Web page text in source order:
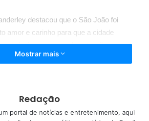
destacou que o São João foi
amor e carinho para que a cidade
junino com grandes atrações
e até internacionais.
de led na torre principal e com roda
positiva, Nabor analisou o
Mostrar mais
Redação
portal de notícias e entretenimento, aqui